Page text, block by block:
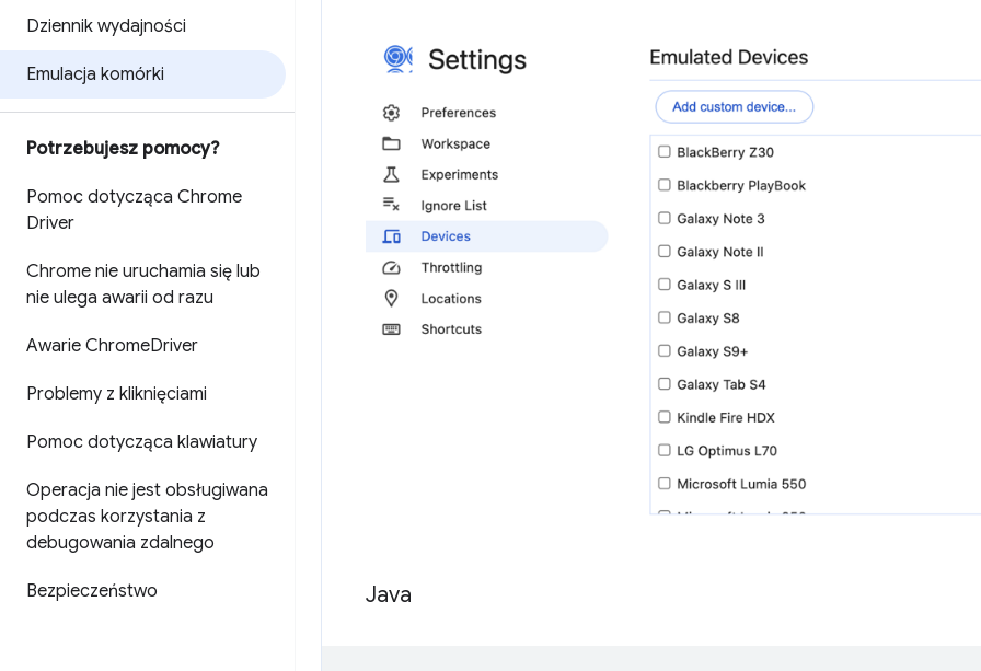
Dziennik wydajności
Emulacja komórki
Potrzebujesz pomocy?
Pomoc dotycząca Chrome
Driver
Chrome nie uruchamia się lub
nie ulega awarii od razu
Awarie ChromeDriver
Problemy z kliknięciami
Pomoc dotycząca klawiatury
Operacja nie jest obsługiwana
podczas korzystania z
debugowania zdalnego
Bezpieczeństwo Java